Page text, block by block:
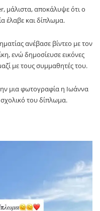
μάλιστα, αποκάλυψε ότι ο
έλαβε και δίπλωμα.
ανέβασε βίντεο με τον
ενώ δημοσίευσε εικόνες
με τους συμμαθητές του.
μια φωτογραφία η Ιωάννα
του δίπλωμα.